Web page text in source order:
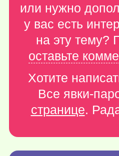
или нужно
у вас есть
на эту тему?
оставьте
Хотите
Все явки-
странице.